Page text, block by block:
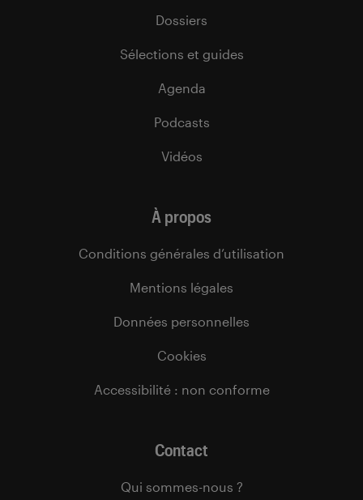
Dossiers
Sélections et guides
Agenda
Podcasts
Vidéos
À propos
Conditions générales d’utilisation
Mentions légales
Données personnelles
Cookies
Accessibilité : non conforme
Contact
Qui sommes-nous ?